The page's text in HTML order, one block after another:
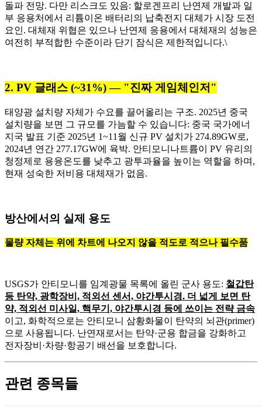
돌파 전망. 다만 리스크도 있음: 할로겐프리 난연제 개발과 일
부 응용처에서 리튬이온 배터리의 납축전지 대체가 시장 도전
요인. 대체재 위협은 있으나 난연제 응용에서 대체재의 성능은
여전히 부적합한 수준이라 단기 잠식은 제한적입니다.\
2. PV 글래스 (~31%) — "진짜 게임체인저"
태양광 설치량 자체가 수요를 끌어올리는 구조. 2025년 중국
설치량을 보면 그 규모를 가늠할 수 있습니다: 중국 국가에너
지국 발표 기준 2025년 1~11월 신규 PV 설치가 274.89GW로,
2024년 연간 277.17GW에 육박. 안티모니나트륨이 PV 유리의
청정제로 용융온도를 낮추고 광투과율을 높이는 역할을 하며,
현재 성숙한 저비용 대체재가 없음.
방산에서의 실제 용도
물량 자체는 위에 차트에 나오지 않을 적도로 적으나 필수품
USGS가 안티모니를 임계광물 목록에 올린 군사 용도: 철갑탄
등 탄약, 광학장비, 적외선 센서, 야간투시경. 더 넓게 보면 탄
약, 적외선 미사일, 핵무기, 야간투시경 등에 쓰이는 전략 금속
이고, 화학적으로는 안티모니 삼황화물이 탄약의 뇌관(primer)
으로 사용됩니다. 난연재로서는 탄약·군용 합금을 강화하고
전자장비·차량·항공기 배선을 보호합니다.
관련 종목들